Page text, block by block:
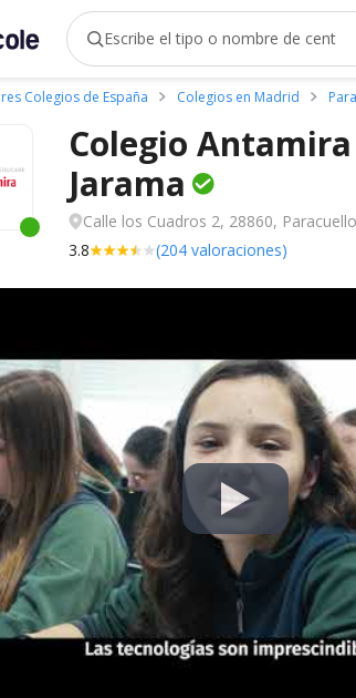
de colegios
Colegios de España Colegios en Madrid
centro ha estado online recientemente
Colegio
Jarama
Calle los Cuadros 2, 28860,
3.8
(204 valoraciones)